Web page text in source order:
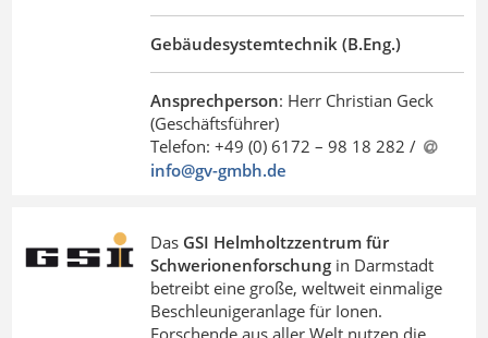
Gebäudesystemtechnik (B.Eng.)
Ansprechperson: Herr Christian Geck
(Geschäftsführer)
Telefon: +49 (0) 6172 – 98 18 282 /
info@gv-gmbh.de
Das GSI Helmholtzzentrum für
Schwerionenforschung in Darmstadt
betreibt eine große, weltweit einmalige
Beschleunigeranlage für Ionen.